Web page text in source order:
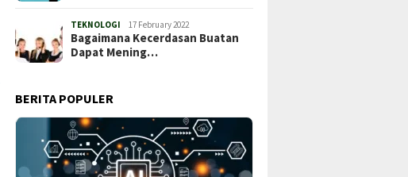
TEKNOLOGI 17 February 2022
Bagaimana Kecerdasan Buatan
Dapat Mening…
BERITA POPULER